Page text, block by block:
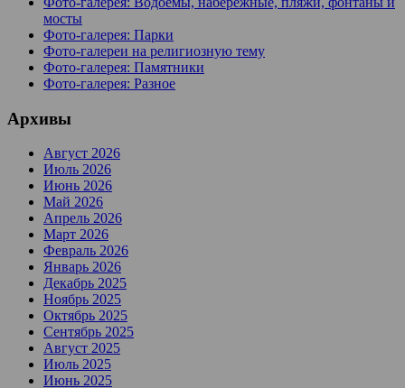
мосты
Фото-галерея: Парки
Фото-галереи на религиозную тему
Фото-галерея: Памятники
Фото-галерея: Разное
Архивы
Август 2026
Июль 2026
Июнь 2026
Май 2026
Апрель 2026
Март 2026
Февраль 2026
Январь 2026
Декабрь 2025
Ноябрь 2025
Октябрь 2025
Сентябрь 2025
Август 2025
Июль 2025
Июнь 2025